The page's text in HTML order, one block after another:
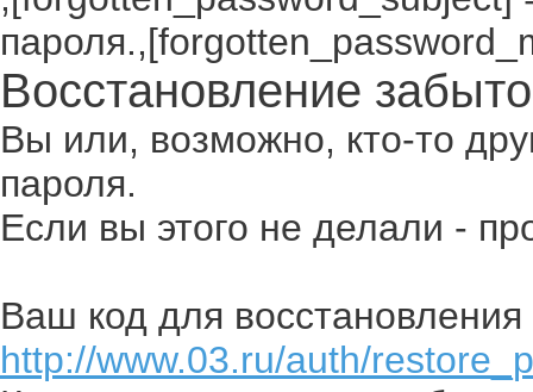
Восстановление
Вы или, возможно, кто-то
пароля.
Если вы этого не делали -
Ваш код для восстановления
http://www.03.ru/auth/